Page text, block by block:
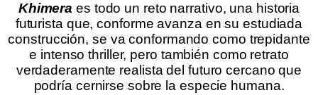
Khimera es todo un reto narrativo, una historia
futurista que, conforme avanza en su estudiada
construcción, se va conformando como trepidante
e intenso thriller, pero también como retrato
verdaderamente realista del futuro cercano que
podría cernirse sobre la especie humana.